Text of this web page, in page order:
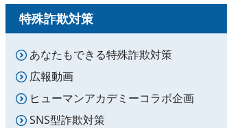
特殊詐欺対策
あなたもできる特殊詐欺対策
広報動画
ヒューマンアカデミーコラボ企画
SNS型詐欺対策